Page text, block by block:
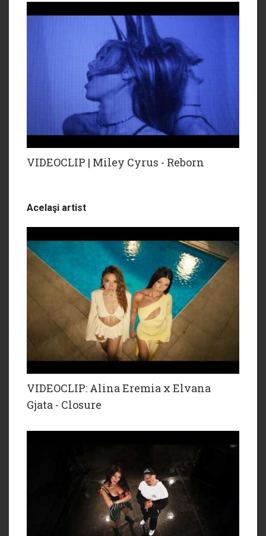
VIDEOCLIP | Miley Cyrus - Reborn
Acelaşi artist
VIDEOCLIP: Alina Eremia x Elvana
Gjata - Closure